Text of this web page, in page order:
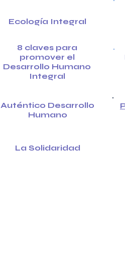
Ecología Integral
8 claves para
promover el
Desarrollo Humano
Integral
Auténtico Desarrollo
Humano
La Solidaridad